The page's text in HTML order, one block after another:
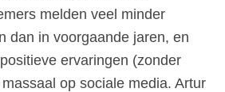
melden veel minder
dan in voorgaande jaren, en
ervaringen (zonder
op sociale media. Artur